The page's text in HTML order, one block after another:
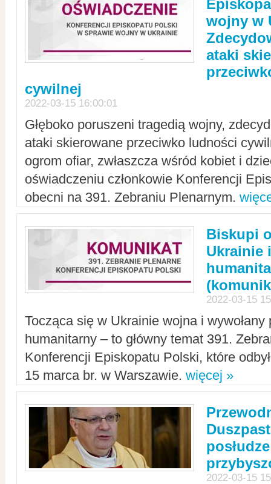
wojny w
ataki
cywilnej
2022-03-15 16:00:01
Głęboko poruszeni tragedią wojny,
ataki skierowane przeciwko ludności
ogrom ofiar, zwłaszcza wśród kobiet i
oświadczeniu członkowie Konferencji
obecni na 391. Zebraniu Plenarnym.
Biskupi
Ukrainie
2022-03-15
Tocząca się w Ukrainie wojna i
humanitarny – to główny temat 391.
Konferencji Episkopatu Polski, które
15 marca br. w Warszawie. więcej »
2022-03-15